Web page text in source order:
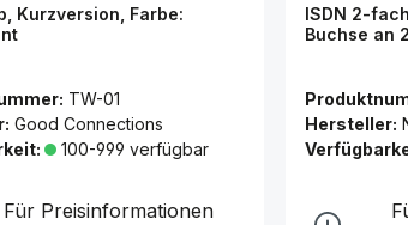
Kurzversion, Farbe:
TW-01
Good Connections
100-999 verfügbar
Für Preisinformationen
ISDN 2-
Buchse an
Hersteller: